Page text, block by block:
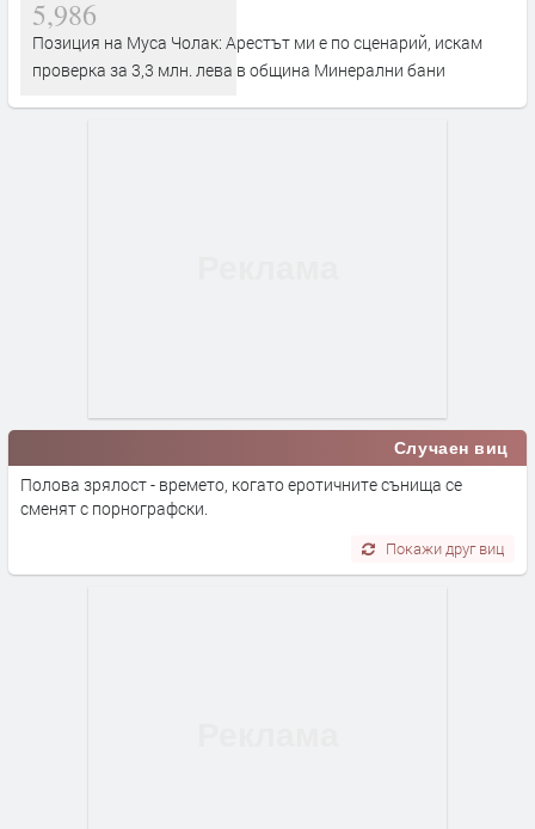
5,986
Позиция на Муса Чолак: Арестът ми е по сценарий, искам
проверка за 3,3 млн. лева в община Минерални бани
Случаен виц
Полова зрялост - времето, когато еротичните сънища се
сменят с порнографски.
Покажи друг виц